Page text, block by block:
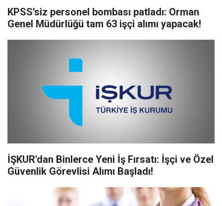
KPSS’siz personel bombası patladı: Orman
Genel Müdürlüğü tam 63 işçi alımı yapacak!
İŞKUR'dan Binlerce Yeni İş Fırsatı: İşçi ve Özel
Güvenlik Görevlisi Alımı Başladı!